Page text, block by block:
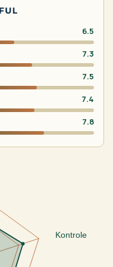
6.5
7.3
7.5
7.4
7.8
Kontrole